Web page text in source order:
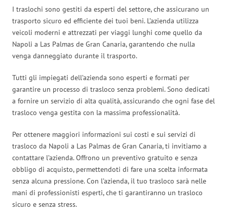
I traslochi sono gestiti da esperti del settore, che assicurano un
trasporto sicuro ed efficiente dei tuoi beni. L’azienda utilizza
veicoli moderni e attrezzati per viaggi lunghi come quello da
Napoli a Las Palmas de Gran Canaria, garantendo che nulla
venga danneggiato durante il trasporto.
Tutti gli impiegati dell’azienda sono esperti e formati per
garantire un processo di trasloco senza problemi. Sono dedicati
a fornire un servizio di alta qualità, assicurando che ogni fase del
trasloco venga gestita con la massima professionalità.
Per ottenere maggiori informazioni sui costi e sui servizi di
trasloco da Napoli a Las Palmas de Gran Canaria, ti invitiamo a
contattare l’azienda. Offrono un preventivo gratuito e senza
obbligo di acquisto, permettendoti di fare una scelta informata
senza alcuna pressione. Con l’azienda, il tuo trasloco sarà nelle
mani di professionisti esperti, che ti garantiranno un trasloco
sicuro e senza stress.